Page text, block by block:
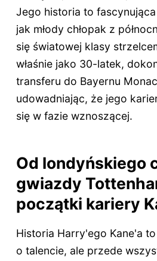
Jego historia to
jak młody chłopak z
się światowej klasy
właśnie jako 30-latek,
transferu do Bayernu
udowadniając, że jego
się w fazie wznoszącej.
Od londyńskiego
gwiazdy
początki kariery
Historia Harry'ego Kane'a
o talencie, ale przede